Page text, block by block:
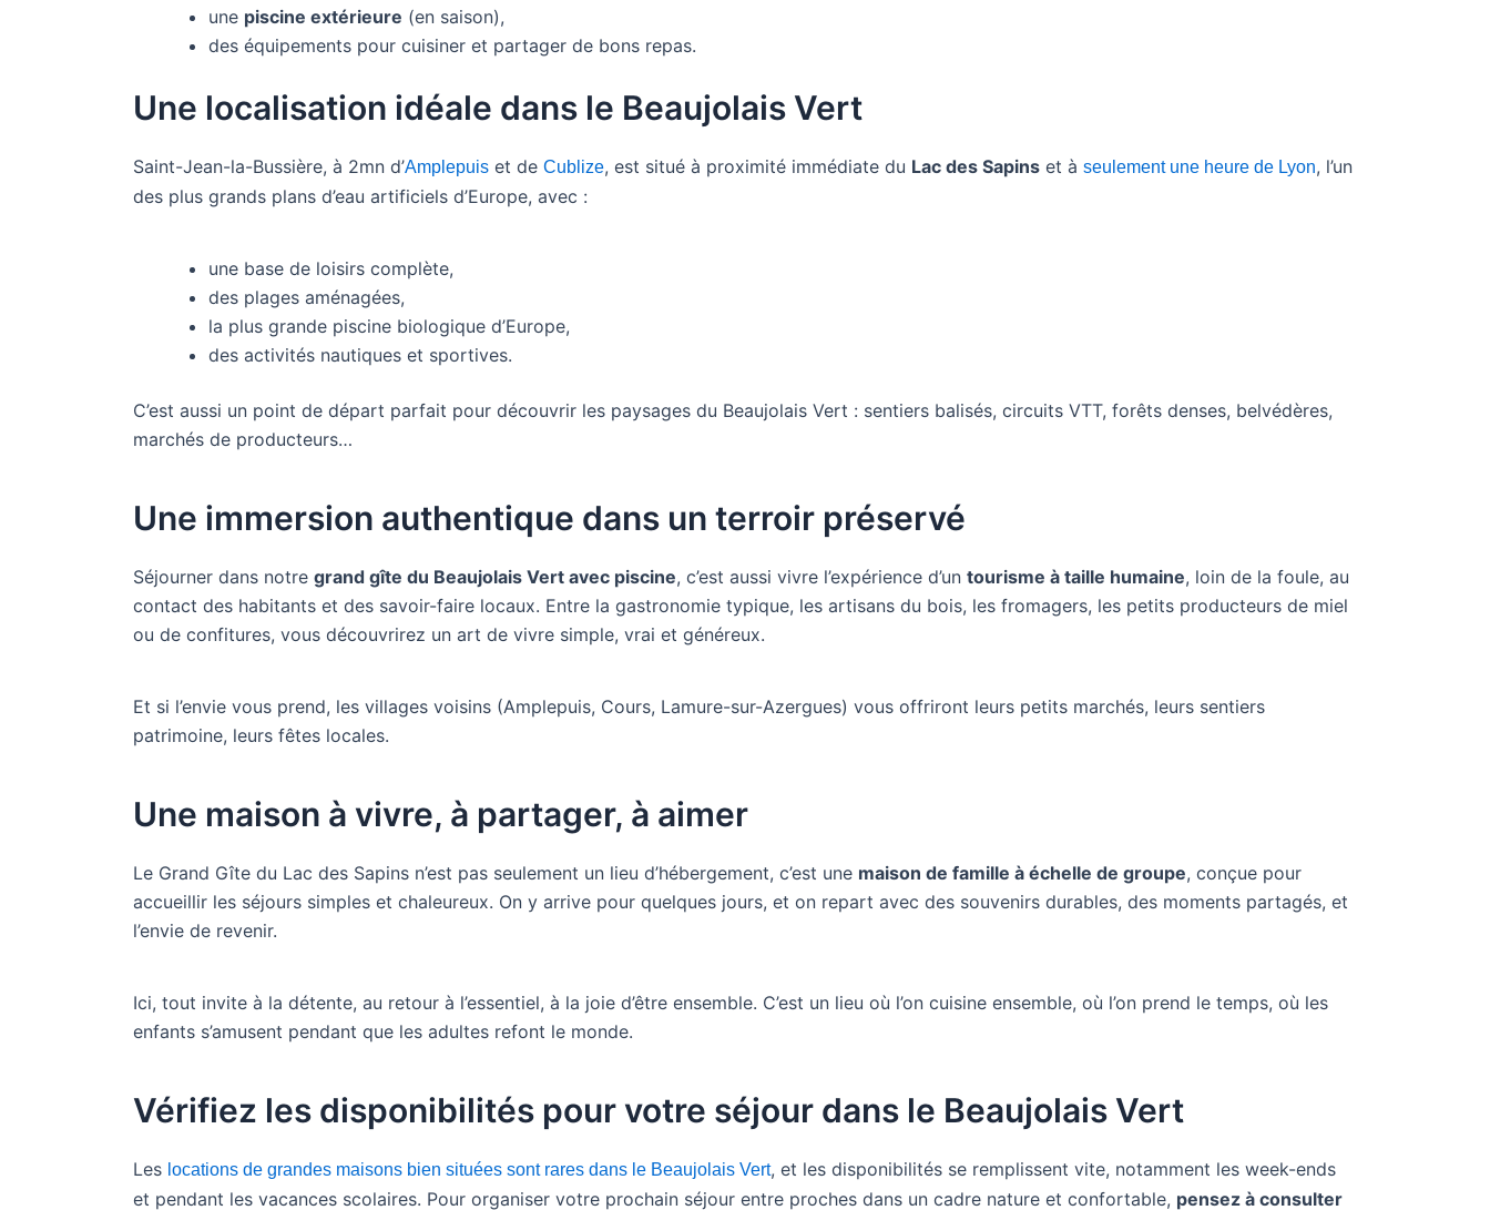
une piscine extérieure (en saison),
des équipements pour cuisiner et partager de bons repas.
Une localisation idéale dans le Beaujolais Vert
Saint-Jean-la-Bussière, à 2mn d’Amplepuis et de Cublize, est situé à proximité immédiate du Lac des Sapins et à seulement une heure de Lyon, l’un
des plus grands plans d’eau artificiels d’Europe, avec :
une base de loisirs complète,
des plages aménagées,
la plus grande piscine biologique d’Europe,
des activités nautiques et sportives.
C’est aussi un point de départ parfait pour découvrir les paysages du Beaujolais Vert : sentiers balisés, circuits VTT, forêts denses, belvédères,
marchés de producteurs…
Une immersion authentique dans un terroir préservé
Séjourner dans notre grand gîte du Beaujolais Vert avec piscine, c’est aussi vivre l’expérience d’un tourisme à taille humaine, loin de la foule, au
contact des habitants et des savoir-faire locaux. Entre la gastronomie typique, les artisans du bois, les fromagers, les petits producteurs de miel
ou de confitures, vous découvrirez un art de vivre simple, vrai et généreux.
Et si l’envie vous prend, les villages voisins (Amplepuis, Cours, Lamure-sur-Azergues) vous offriront leurs petits marchés, leurs sentiers
patrimoine, leurs fêtes locales.
Une maison à vivre, à partager, à aimer
Le Grand Gîte du Lac des Sapins n’est pas seulement un lieu d’hébergement, c’est une maison de famille à échelle de groupe, conçue pour
accueillir les séjours simples et chaleureux. On y arrive pour quelques jours, et on repart avec des souvenirs durables, des moments partagés, et
l’envie de revenir.
Ici, tout invite à la détente, au retour à l’essentiel, à la joie d’être ensemble. C’est un lieu où l’on cuisine ensemble, où l’on prend le temps, où les
enfants s’amusent pendant que les adultes refont le monde.
Vérifiez les disponibilités pour votre séjour dans le Beaujolais Vert
Les locations de grandes maisons bien situées sont rares dans le Beaujolais Vert, et les disponibilités se remplissent vite, notamment les week-ends
et pendant les vacances scolaires. Pour organiser votre prochain séjour entre proches dans un cadre nature et confortable, pensez à consulter